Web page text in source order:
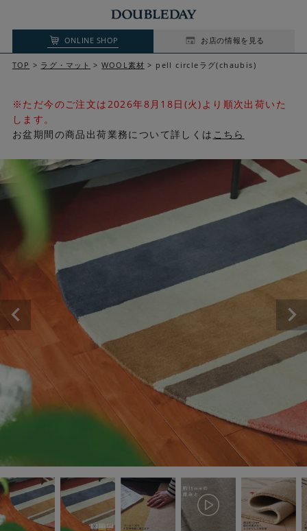
ONLINE SHOP お店の情報を見る
TOP ラグ・マット WOOL素材 pell circleラグ(chaubis)
※ただ今のご注文は2026年8月18日(火)より順次出荷いた
します。
お盆期間の商品出荷業務について詳しくは こちら